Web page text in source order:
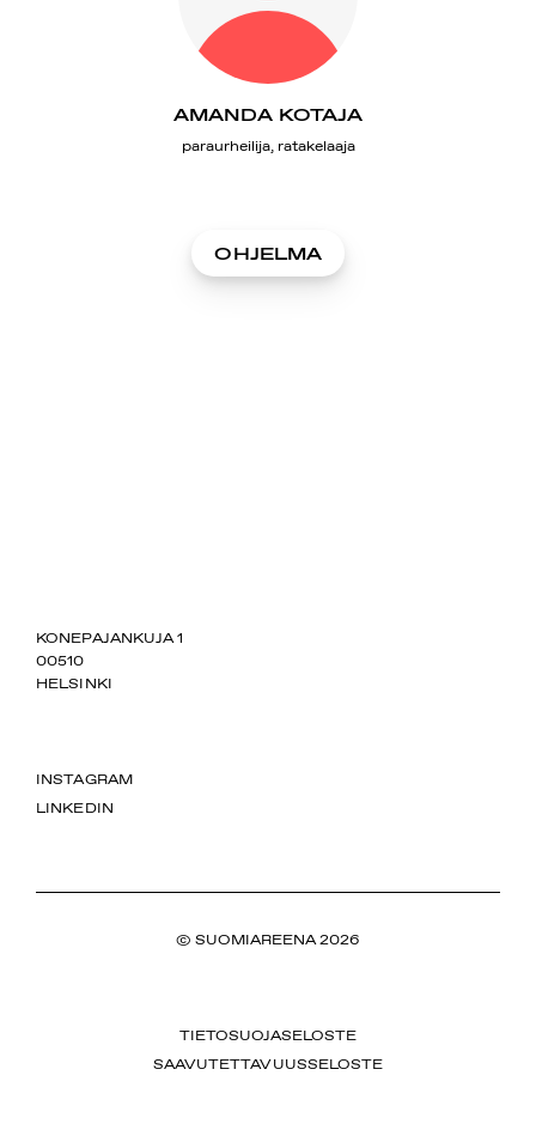
AMANDA KOTAJA
paraurheilija, ratakelaaja
OHJELMA
SUOMIAREENA
KONEPAJANKUJA 1
00510
HELSINKI
INSTAGRAM
LINKEDIN
© SUOMIAREENA 2026
TIETOSUOJASELOSTE
SAAVUTETTAVUUSSELOSTE